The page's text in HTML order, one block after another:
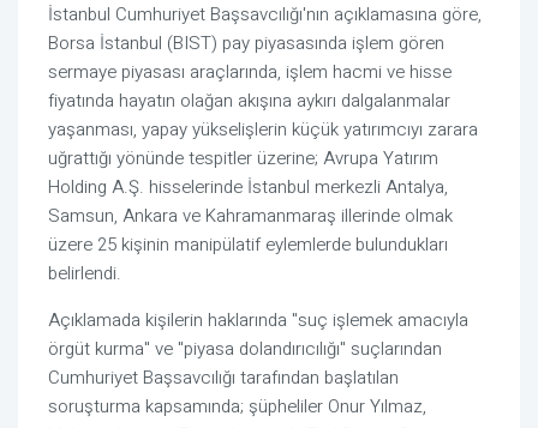
İstanbul Cumhuriyet Başsavcılığı'nın açıklamasına göre,
Borsa İstanbul (BIST) pay piyasasında işlem gören
sermaye piyasası araçlarında, işlem hacmi ve hisse
fiyatında hayatın olağan akışına aykırı dalgalanmalar
yaşanması, yapay yükselişlerin küçük yatırımcıyı zarara
uğrattığı yönünde tespitler üzerine; Avrupa Yatırım
Holding A.Ş. hisselerinde İstanbul merkezli Antalya,
Samsun, Ankara ve Kahramanmaraş illerinde olmak
üzere 25 kişinin manipülatif eylemlerde bulundukları
belirlendi.
Açıklamada kişilerin haklarında "suç işlemek amacıyla
örgüt kurma" ve "piyasa dolandırıcılığı" suçlarından
Cumhuriyet Başsavcılığı tarafından başlatılan
soruşturma kapsamında; şüpheliler Onur Yılmaz,